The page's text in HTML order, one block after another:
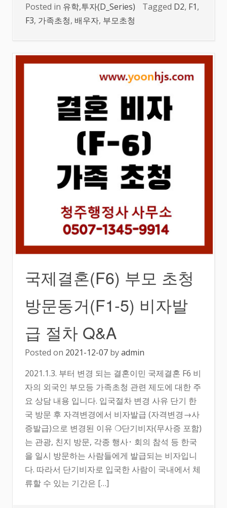
Posted in 유학,투자(D_Series) Tagged D2, F1,
F3, 가족초청, 배우자, 부모초청
국제결혼(F6) 부모 초청
방문동거(F1-5) 비자발
급 절차 Q&A
Posted on 2021-12-07 byadmin
2021.1.3. 부터 변경 되는 결혼이민 국제결혼 F6 비
자의 외국인 부모등 가족초청 관련 제도에 대한 주
요 상담 내용 입니다. 입국절차 변경 사유 단기 한
국 방문 후 자격변경에서 비자발급 (자격변경→사
증발급)으로 변경된 이유 ❍단기비자(무사증 포함)
는 관광, 친지 방문, 각종 행사･ 회의 참석 등 한국
을 일시 방문하는 사람들에게 발급되는 비자입니
다. 따라서 단기비자로 입국한 사람이 국내에서 체
류할 수 있는 기간은 […]